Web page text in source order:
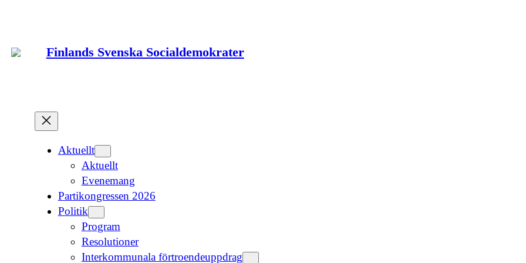
Finlands Svenska Socialdemokrater
Aktuellt
Aktuellt
Evenemang
Partikongressen 2026
Politik
Program
Resolutioner
Interkommunala förtroendeuppdrag